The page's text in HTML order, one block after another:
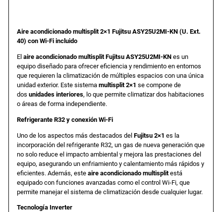
i
n
a
l
e
r
a
l
s
:
4
Aire acondicionado multisplit 2×1 Fujitsu ASY25U2MI-KN (U. Ext.
40) con Wi-Fi incluido
El aire acondicionado multisplit Fujitsu ASY25U2MI-KNes un
equipo diseñado para ofrecer eficiencia y rendimiento en entornos
que requieren la climatización de múltiples espacios con una única
unidad exterior. Este sistema multisplit 2×1 se compone de
dos unidades interiores, lo que permite climatizar dos habitaciones
o áreas de forma independiente.
Refrigerante R32 y conexión Wi-Fi
Uno de los aspectos más destacados del Fujitsu 2×1 es la
incorporación del refrigerante R32, un gas de nueva generación que
no solo reduce el impacto ambiental y mejora las prestaciones del
equipo, asegurando un enfriamiento y calentamiento más rápidos y
eficientes. Además, este aire acondicionado multisplitestá
equipado con funciones avanzadas como el control Wi-Fi, que
permite manejar el sistema de climatización desde cualquier lugar.
Tecnología Inverter